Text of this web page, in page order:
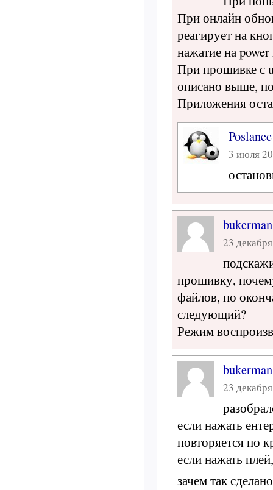
При онлайн
реагирует на
нажатие на
При прошивке с
описано выше,
Приложения
Poslanec
3 июля
bukerman
23
прошивку,
файлов, по
следующий?
Режим
bukerman
23
если нажать
повторяется по
если нажать
зачем так